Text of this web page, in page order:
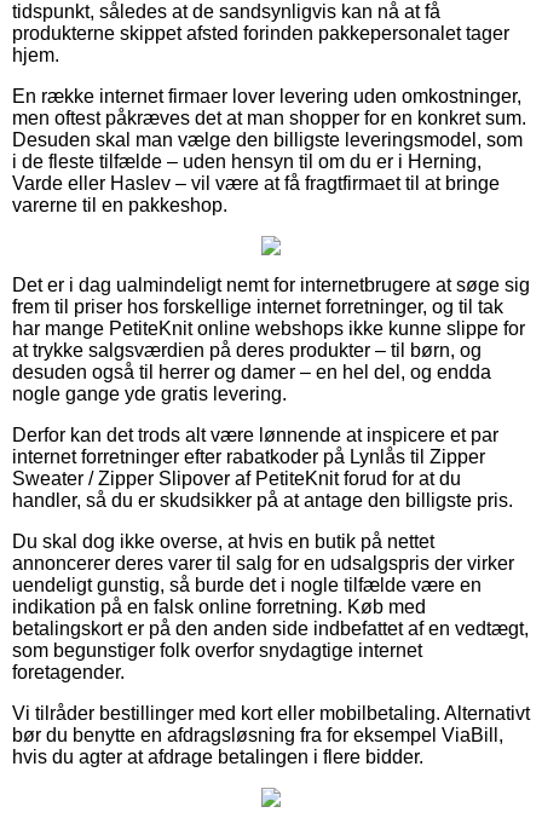
tidspunkt, således at de sandsynligvis kan nå at få
produkterne skippet afsted forinden pakkepersonalet tager
hjem.
En række internet firmaer lover levering uden omkostninger,
men oftest påkræves det at man shopper for en konkret sum.
Desuden skal man vælge den billigste leveringsmodel, som
i de fleste tilfælde – uden hensyn til om du er i Herning,
Varde eller Haslev – vil være at få fragtfirmaet til at bringe
varerne til en pakkeshop.
Det er i dag ualmindeligt nemt for internetbrugere at søge sig
frem til priser hos forskellige internet forretninger, og til tak
har mange PetiteKnit online webshops ikke kunne slippe for
at trykke salgsværdien på deres produkter – til børn, og
desuden også til herrer og damer – en hel del, og endda
nogle gange yde gratis levering.
Derfor kan det trods alt være lønnende at inspicere et par
internet forretninger efter rabatkoder på Lynlås til Zipper
Sweater / Zipper Slipover af PetiteKnit forud for at du
handler, så du er skudsikker på at antage den billigste pris.
Du skal dog ikke overse, at hvis en butik på nettet
annoncerer deres varer til salg for en udsalgspris der virker
uendeligt gunstig, så burde det i nogle tilfælde være en
indikation på en falsk online forretning. Køb med
betalingskort er på den anden side indbefattet af en vedtægt,
som begunstiger folk overfor snydagtige internet
foretagender.
Vi tilråder bestillinger med kort eller mobilbetaling. Alternativt
bør du benytte en afdragsløsning fra for eksempel ViaBill,
hvis du agter at afdrage betalingen i flere bidder.